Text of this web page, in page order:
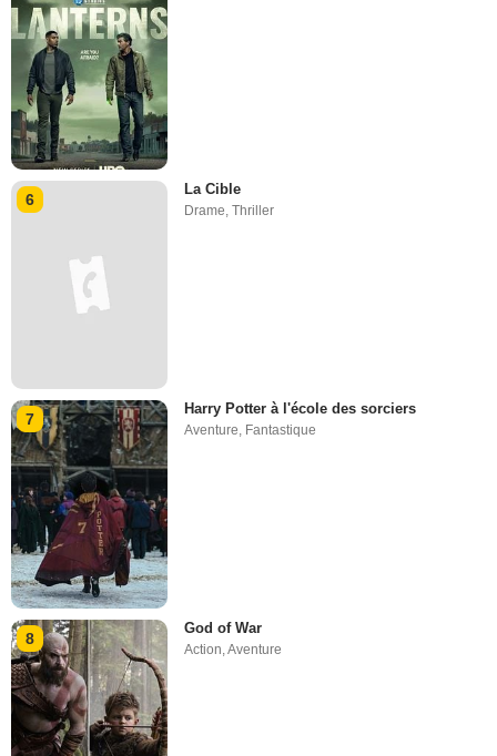
6
La Cible
Drame,Thriller
7
Harry Potter à l'école des sorciers
Aventure, Fantastique
8
God of War
Action,Aventure